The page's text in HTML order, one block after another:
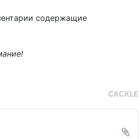
содержащие